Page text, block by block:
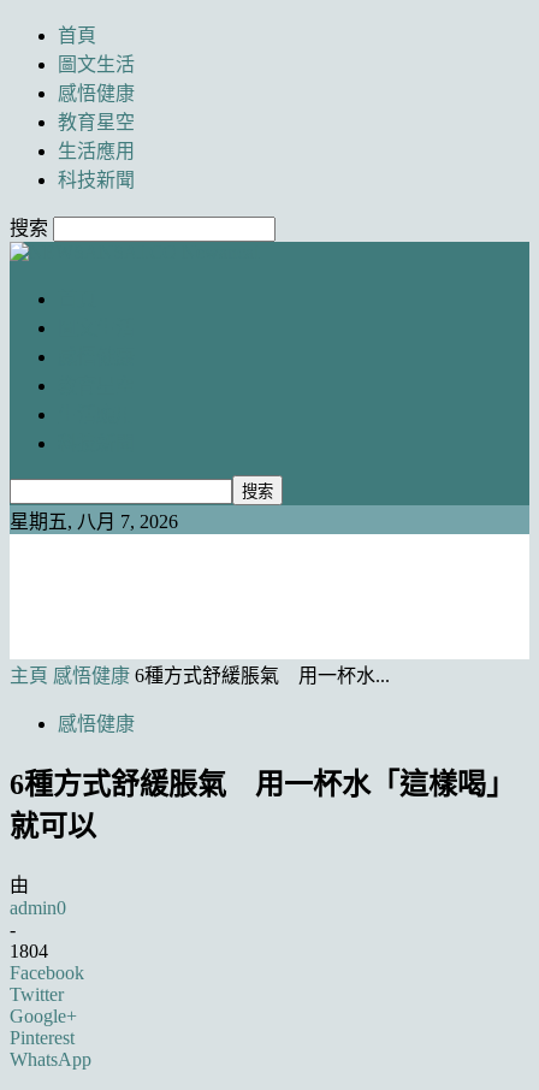
首頁
圖文生活
感悟健康
教育星空
生活應用
科技新聞
搜索
星期五, 八月 7, 2026
主頁 感悟健康 6種方式舒緩脹氣 用一杯水...
感悟健康
6種方式舒緩脹氣 用一杯水「這樣喝」
就可以
由
admin0
-
1804
Facebook
Twitter
Google+
Pinterest
WhatsApp